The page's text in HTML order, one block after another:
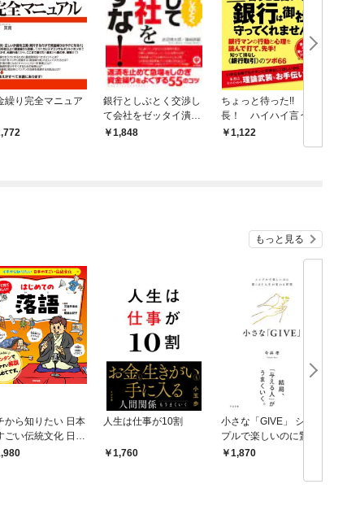
繰り完全マニュア
銀行としぶとく交渉し
て会社をゼッタイ潰す
な！1,848
ちょっと待った!! 社
長！ ハイハイ言うこ
と聞いても銀行は御社
を守ってくれません！
1,122
もっと見る
から知りたい 日本
ごい伝統文化 日本
統芸能入門 落語
人生は仕事が10割
1,760
小さな「GIVE」 シン
プルで楽しいのに驚く
ほど人生が変わる習慣
1,870